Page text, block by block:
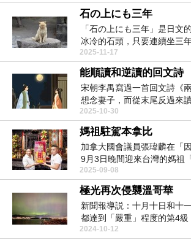
石の上にも三年
「石の上にも三年」是日文
冰冷的石頭，只要連續坐三
難的事情...
2025-11-17
能順讀和逆讀的回文詩
宋朝李禺寫過一首回文詩《
想念妻子，而從末尾反過來
夫。 ...
2025-10-30
媽祖駐駕本拿比
加拿大國會議員張瑋麟在「
9月3日晚間迎來台灣的媽祖
央選區辦...
2025-09-08
極光再次侵襲溫哥華
新聞報導説：十月十日和十
都達到「嚴重」程度的第4
站在自家...
2024-10-12